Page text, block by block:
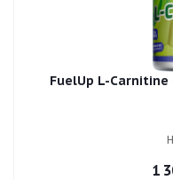
FuelUp L-Carnitine
1